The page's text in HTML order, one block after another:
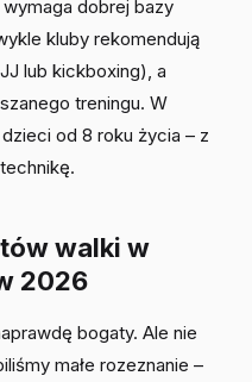
dobrej bazy
kluby rekomendują
lub kickboxing), a
treningu. W
od 8 roku życia – z
walki w
2026
bogaty. Ale nie
małe rozeznanie –